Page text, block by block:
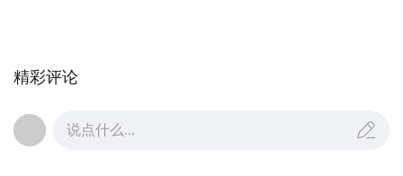
日本农林水产省基于各种实验结果，根据食品健康
影响评估，将次氯酸水定义为特定农药（特定控制
剂，明显没有危害人类、动物、水产和农产品等风
精彩评论
说点什么...